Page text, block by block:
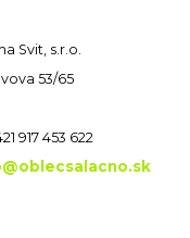
Svit, s.r.o.
53/65
917 453 622